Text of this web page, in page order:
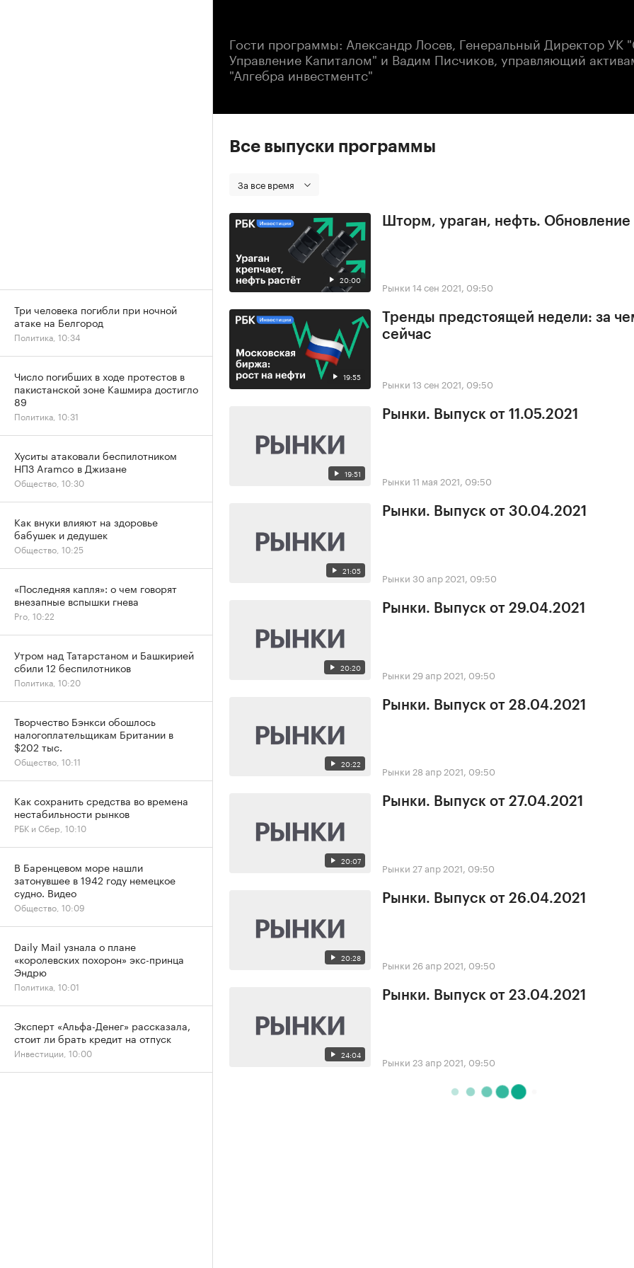
Гости программы: Александр Лосев, Генеральный Директор УК
Управление Капиталом" и Вадим Писчиков, управляющий
"Алгебра инвестментс"
Все выпуски программы
За все время
20:00
Шторм, ураган, нефть.
Рынки 14 сен 2021, 09:50
19:55
Тренды предстоящей недели: за
сейчас
Рынки 13 сен 2021, 09:50
19:51
Рынки. Выпуск от 11.05.2021
Рынки 11 мая 2021, 09:50
21:05
Рынки. Выпуск от 30.04.2021
Рынки 30 апр 2021, 09:50
20:20
Рынки. Выпуск от 29.04.2021
Рынки 29 апр 2021, 09:50
20:22
Рынки. Выпуск от 28.04.2021
Рынки 28 апр 2021, 09:50
20:07
Рынки. Выпуск от 27.04.2021
Рынки 27 апр 2021, 09:50
20:28
Рынки. Выпуск от 26.04.2021
Рынки 26 апр 2021, 09:50
24:04
Рынки. Выпуск от 23.04.2021
Рынки 23 апр 2021, 09:50
Три человека погибли при ночной
атаке на Белгород
Политика, 10:34
Число погибших в ходе протестов в
пакистанской зоне Кашмира достигло
89
Политика, 10:31
Хуситы атаковали беспилотником
НПЗ Aramco в Джизане
Общество, 10:30
Как внуки влияют на здоровье
бабушек и дедушек
Общество, 10:25
«Последняя капля»: о чем говорят
внезапные вспышки гнева
Pro, 10:22
Утром над Татарстаном и Башкирией
сбили 12 беспилотников
Политика, 10:20
Творчество Бэнкси обошлось
налогоплательщикам Британии в
$202 тыс.
Общество, 10:11
Как сохранить средства во времена
нестабильности рынков
РБК и Сбер, 10:10
В Баренцевом море нашли
затонувшее в 1942 году немецкое
судно. Видео
Общество, 10:09
Daily Mail узнала о плане
«королевских похорон» экс-принца
Эндрю
Политика, 10:01
Эксперт «Альфа-Денег» рассказала,
стоит ли брать кредит на отпуск
Инвестиции, 10:00